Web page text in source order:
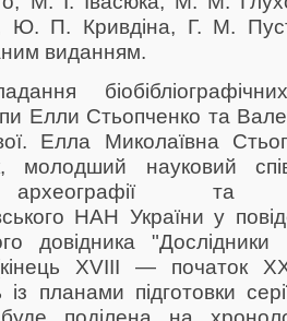
Ю. П. Кривдіна, Г. М.
виданням.
Елли Стьопченко та
Елла Миколаївна
молодший науковий
археографії та
НАН України у
довідника "Дослідники
XVIII — початок
планами підготовки